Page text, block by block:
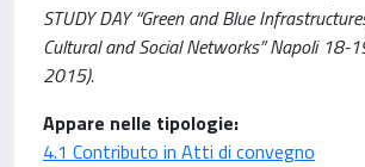
STUDY DAY “Green and Blue
Cultural and Social Networks” Napoli 18-
2015).
Appare nelle tipologie:
4.1 Contributo in Atti di convegno